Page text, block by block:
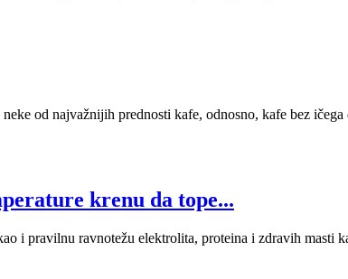
od najvažnijih prednosti kafe, odnosno, kafe bez ičega
krenu da tope...
i pravilnu ravnotežu elektrolita, proteina i zdravih masti